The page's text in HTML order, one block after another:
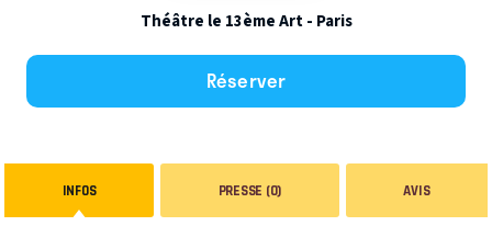
Théâtre le 13ème Art - Paris
Réserver
INFOS PRESSE (0) AVIS